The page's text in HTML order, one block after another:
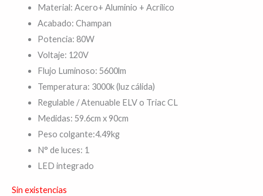
Material: Acero+ Aluminio + Acrílico
Acabado: Champan
Potencia: 80W
Voltaje: 120V
Flujo Luminoso: 5600lm
Temperatura: 3000k (luz cálida)
Regulable / Atenuable ELV o Triac CL
Medidas: 59.6cm x 90cm
Peso colgante:4.49kg
N° de luces: 1
LED integrado
Sin existencias